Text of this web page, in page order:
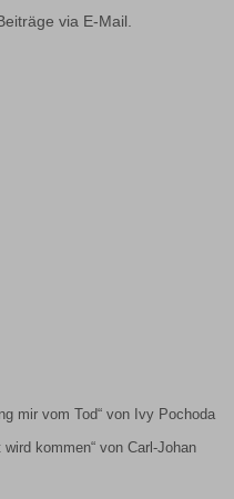
via E-Mail.
mir vom Tod“ von Ivy Pochoda
kommen“ von Carl-Johan